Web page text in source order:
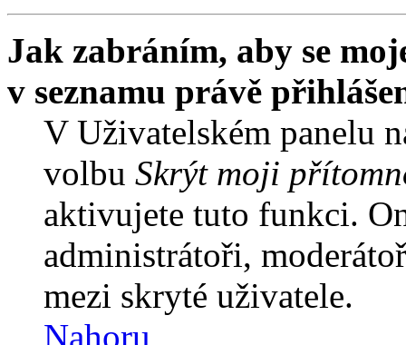
Jak zabráním, aby se
v seznamu právě
V Uživatelském panelu
volbu Skrýt moji
aktivujete tuto funkci.
administrátoři,
mezi skryté uživatele.
Nahoru